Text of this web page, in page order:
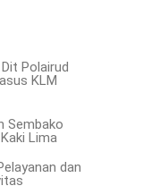
Polairud
KLM
Sembako
Lima
dan